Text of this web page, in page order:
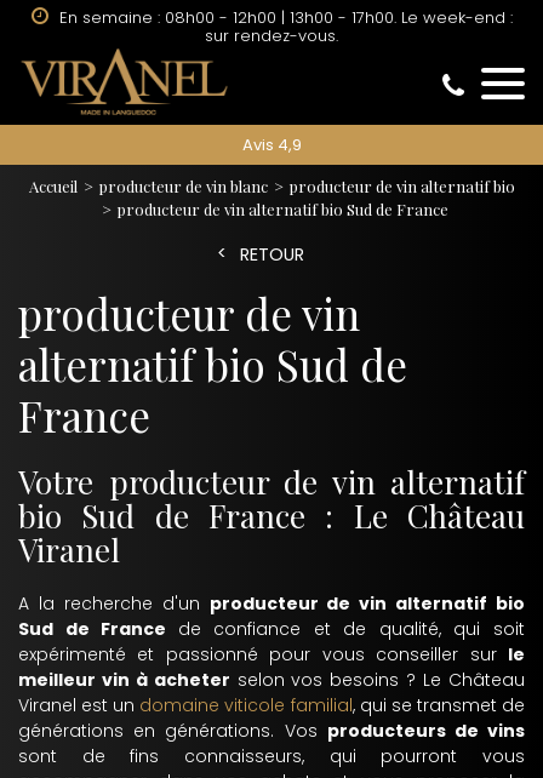
sur rendez-vous.
Avis 4,9
Accueil producteur de vin blanc
producteur de vin alternatif bio
producteur de vin alternatif bio Sud de France
RETOUR
producteur de vin
alternatif bio Sud de
France
Votre producteur de vin alternatif
bio Sud de France : Le Château
Viranel
A la recherche d'un producteur de vin alternatif bio
Sud de France de confiance et de qualité, qui soit
expérimenté et passionné pour vous conseiller sur le
meilleur vin à acheter selon vos besoins ? Le Château
Viranel est un domaine viticole familial, qui se transmet de
générations en générations. Vos producteurs de vins
sont de fins connaisseurs, qui pourront vous